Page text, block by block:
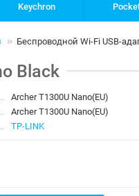
Keychron
Беспроводной Wi-Fi USB-
Black
Archer T1300U Nano(EU)
Archer T1300U Nano(EU)
TP-LINK